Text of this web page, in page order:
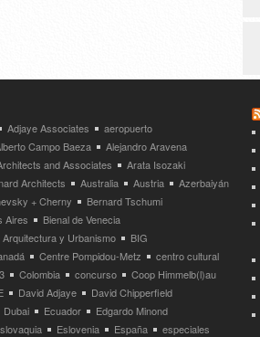
Adjaye Associates
aeropuerto
Campo Baeza
Alejandro Aravena
and Associates
Arata Isozaki
Architects Australia Austria
Azerbaiyán
+ Cherny
Bernard Tschumi
Aires
Bienal de Venecia
y Urbanismo
BIG
Centre Pompidou-Metz
centro cultural
Colombia concurso
Coop Himmelb(l)au
David Adjaye
David Chipperfield
Dubai Ecuador
Edgardo Minond
Eslovenia España
especiales